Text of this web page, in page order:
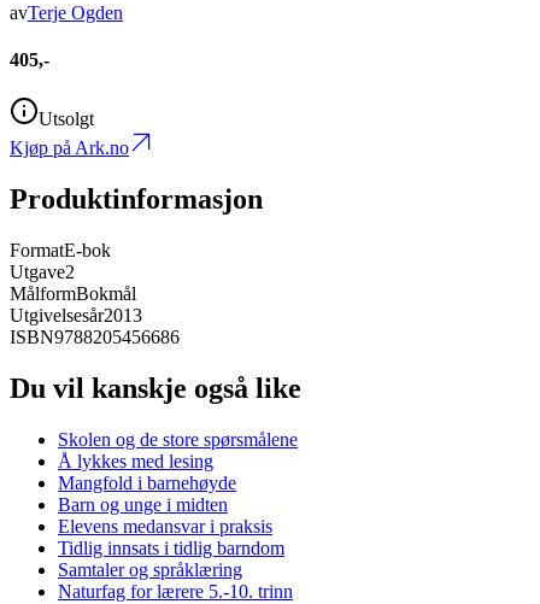
avTerje Ogden
405,-
Utsolgt
Kjøp på Ark.no
Produktinformasjon
FormatE-bok
Utgave2
MålformBokmål
Utgivelsesår2013
ISBN9788205456686
Du vil kanskje også like
Skolen og de store spørsmålene
Å lykkes med lesing
Mangfold i barnehøyde
Barn og unge i midten
Elevens medansvar i praksis
Tidlig innsats i tidlig barndom
Samtaler og språklæring
Naturfag for lærere 5.-10. trinn